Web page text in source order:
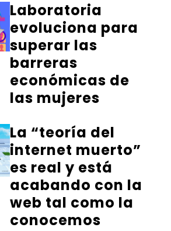
Laboratoria
evoluciona para
superar las
barreras
económicas de
las mujeres
La “teoría del
internet muerto”
es real y está
acabando con la
web tal como la
conocemos